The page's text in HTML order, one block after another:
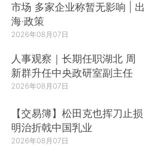
市场 多家企业称暂无影响 | 出
海·政策
2026年08月07日
人事观察｜长期任职湖北 周
新群升任中央政研室副主任
2026年08月07日
【交易簿】松田克也挥刀止损
明治折戟中国乳业
2026年08月07日